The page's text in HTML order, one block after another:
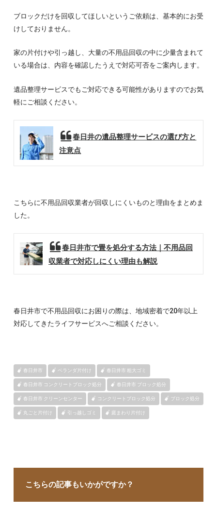
ブロックだけを回収してほしいというご依頼は、基本的にお受
けしておりません。
家の片付けや引っ越し、大量の不用品回収の中に少量含まれて
いる場合は、内容を確認したうえで対応可否をご案内します。
遺品整理サービスでもご対応できる可能性がありますのでお気
軽にご相談ください。
春日井の遺品整理サービスの選び方と
注意点
こちらに不用品回収業者が回収しにくいものと理由をまとめま
した。
春日井市で畳を処分する方法｜不用品回
収業者で対応しにくい理由も解説
春日井市で不用品回収にお困りの際は、地域密着で20年以上
対応してきたライフサービスへご相談ください。
春日井市 ベランダ片付け 春日井市 粗大ゴミ
春日井市 コンクリートブロック処分 春日井市 ブロック処分
春日井市 クリーンセンター コンクリートブロック処分 ブロック処分
丸ごと片付け 引っ越しゴミ 庭まわり片付け
こちらの記事もいかがですか？